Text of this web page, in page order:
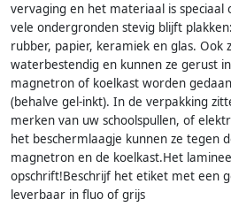
vervaging en het materiaal is speciaal
vele ondergronden stevig blijft
rubber, papier, keramiek en glas. Ook
waterbestendig en kunnen ze gerust
magnetron of koelkast worden
(behalve gel-inkt). In de verpakking
merken van uw schoolspullen, of
het beschermlaagje kunnen ze tegen
magnetron en de koelkast.Het
opschrift!Beschrijf het etiket met een
leverbaar in fluo of grijs